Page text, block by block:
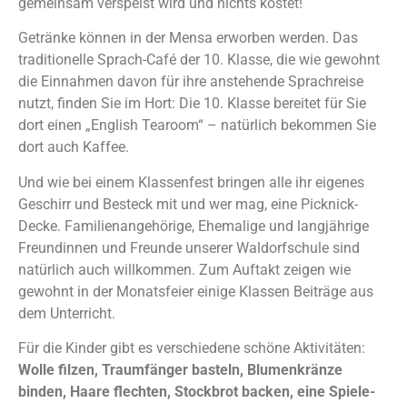
Getränke können in der Mensa erworben werden. Das
traditionelle Sprach-Café der 10. Klasse, die wie gewohnt
die Einnahmen davon für ihre anstehende Sprachreise
nutzt, finden Sie im Hort: Die 10. Klasse bereitet für Sie
dort einen „English Tearoom“ – natürlich bekommen Sie
dort auch Kaffee.
Und wie bei einem Klassenfest bringen alle ihr eigenes
Geschirr und Besteck mit und wer mag, eine Picknick-
Decke. Familienangehörige, Ehemalige und langjährige
Freundinnen und Freunde unserer Waldorfschule sind
natürlich auch willkommen. Zum Auftakt zeigen wie
gewohnt in der Monatsfeier einige Klassen Beiträge aus
dem Unterricht.
Für die Kinder gibt es verschiedene schöne Aktivitäten:
Wolle filzen, Traumfänger basteln, Blumenkränze
binden, Haare flechten, Stockbrot backen, eine Spiele-